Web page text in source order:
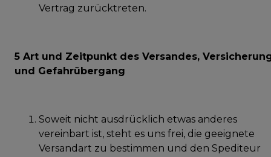
Vertrag zurücktreten.
5 Art und Zeitpunkt des Versandes,
und Gefahrübergang
Soweit nicht ausdrücklich etwas anderes
vereinbart ist, steht es uns frei, die geeignete
Versandart zu bestimmen und den Spediteur